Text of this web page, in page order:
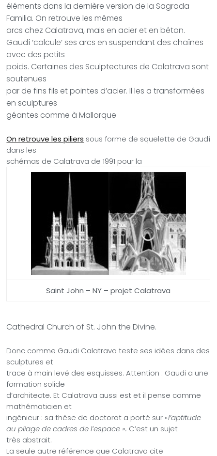
éléments dans la dernière version de la Sagrada
Familia. On retrouve les mêmes
arcs chez Calatrava, mais en acier et en béton.
Gaudí ‘calcule’ ses arcs en suspendant des chaînes
avec des petits
poids. Certaines des Sculptectures de Calatrava sont
soutenues
par de fins fils et pointes d’acier. Il les a transformées
en sculptures
géantes comme à Mallorque
On retrouve les piliers sous forme de squelette de Gaudí
dans les
schémas de Calatrava de 1991 pour la
Saint John – NY – projet Calatrava
Cathedral Church of St. John the Divine.
Donc comme Gaudi Calatrava teste ses idées dans des
sculptures et
trace à main levé des esquisses. Attention : Gaudi a une
formation solide
d’architecte. Et Calatrava aussi est et il pense comme
mathématicien et
ingénieur : sa thèse de doctorat a porté sur «l’aptitude
au pliage de cadres de l’espace ». C’est un sujet
très abstrait.
La seule autre référence que Calatrava cite